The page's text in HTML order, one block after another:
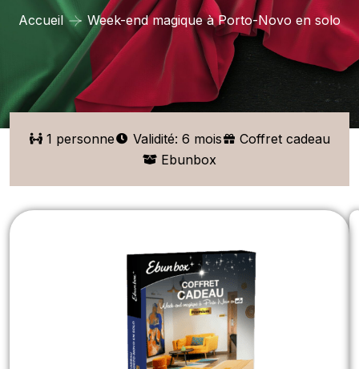
Accueil Week-end magique à Porto-Novo en solo
1 personne Validité: 6 mois
Coffret cadeau
Ebunbox